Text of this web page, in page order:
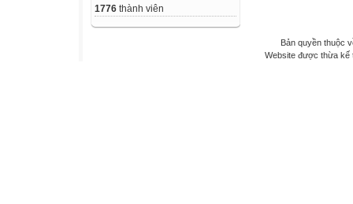
1776 thành viên
Bản quyền thuộc
Website được thừa